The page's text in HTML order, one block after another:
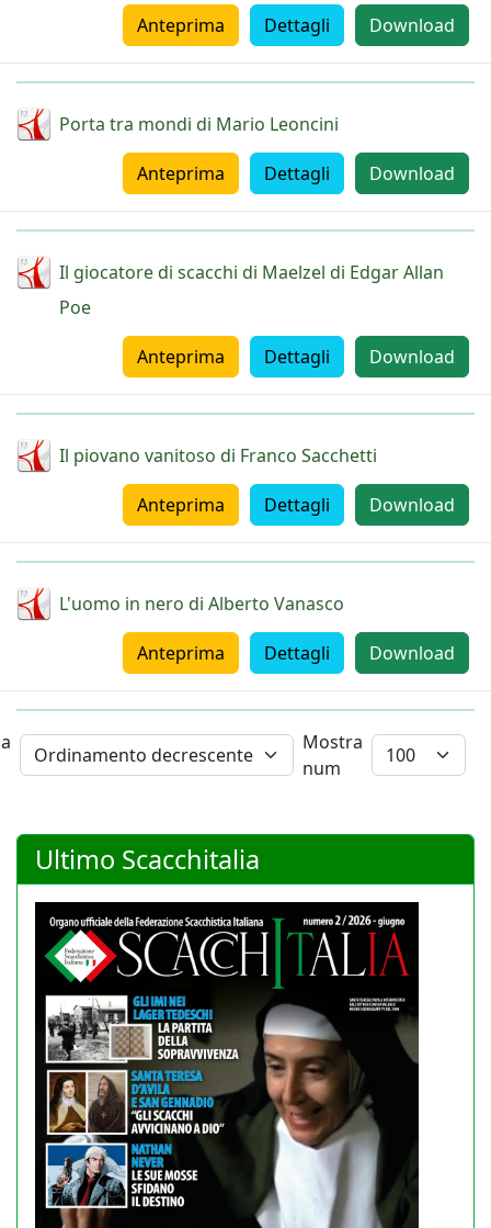
Download
Dettagli
Anteprima
Porta tra mondi di Mario Leoncini
Download
Dettagli
Anteprima
Il giocatore di scacchi di Maelzel di Edgar Allan
Poe
Download
Dettagli
Anteprima
Il piovano vanitoso di Franco Sacchetti
Download
Dettagli
Anteprima
L'uomo in nero di Alberto Vanasco
Download
Dettagli
Anteprima
Mostra
num
Ultimo Scacchitalia